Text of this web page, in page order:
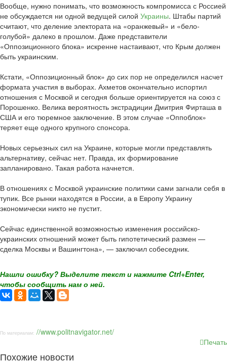
Вообще, нужно понимать, что возможность компромисса с Россией
не обсуждается ни одной ведущей силой Украины. Штабы партий
считают, что деление электората на «оранжевый» и «бело-
голубой» далеко в прошлом. Даже представители
«Оппозиционного блока» искренне настаивают, что Крым должен
быть украинским.
Кстати, «Оппозиционный блок» до сих пор не определился насчет
формата участия в выборах. Ахметов окончательно испортил
отношения с Москвой и сегодня больше ориентируется на союз с
Порошенко. Велика вероятность экстрадиции Дмитрия Фирташа в
США и его тюремное заключение. В этом случае «Оппоблок»
теряет еще одного крупного спонсора.
Новых серьезных сил на Украине, которые могли представлять
альтернативу, сейчас нет. Правда, их формирование
запланировано. Такая работа начнется.
В отношениях с Москвой украинские политики сами загнали себя в
тупик. Все рынки находятся в России, а в Европу Украину
экономически никто не пустит.
Сейчас единственной возможностью изменения российско-
украинских отношений может быть гипотетический размен —
сделка Москвы и Вашингтона», — заключил собеседник.
Нашли ошибку? Выделите текст и нажмите Ctrl+Enter,
чтобы сообщить нам о ней.
По материалам: //www.politnavigator.net/
Печать
Похожие новости